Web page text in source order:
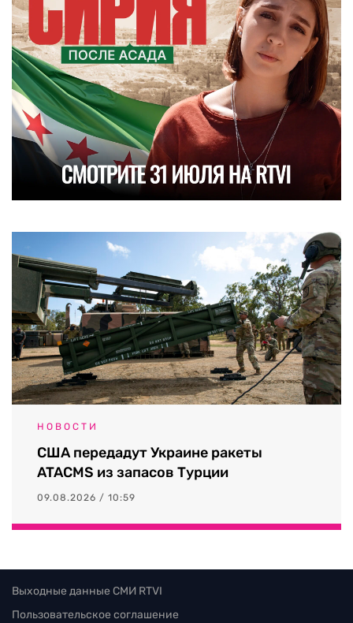
НОВОСТИ
США передадут Украине ракеты
ATACMS из запасов Турции
09.08.2026 / 10:59
Выходные данные СМИ RTVI
Пользовательское соглашение